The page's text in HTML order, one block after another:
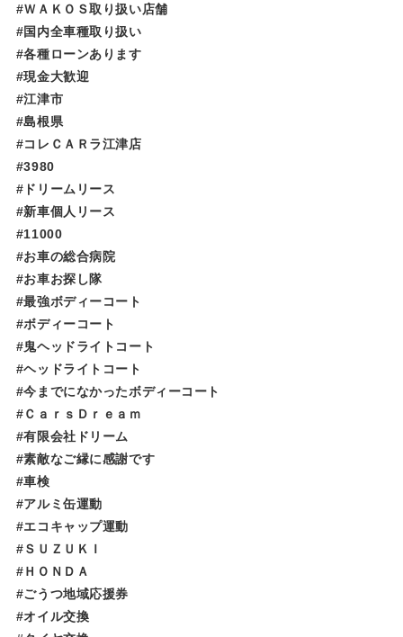
#ＷＡＫＯＳ取り扱い店舗
#国内全車種取り扱い
#各種ローンあります
#現金大歓迎
#江津市
#島根県
#コレＣＡＲラ江津店
#3980
#ドリームリース
#新車個人リース
#11000
#お車の総合病院
#お車お探し隊
#最強ボディーコート
#ボディーコート
#鬼ヘッドライトコート
#ヘッドライトコート
#今までになかったボディーコート
#ＣａｒｓＤｒｅａｍ
#有限会社ドリーム
#素敵なご縁に感謝です
#車検
#アルミ缶運動
#エコキャップ運動
#ＳＵＺＵＫＩ
#ＨＯＮＤＡ
#ごうつ地域応援券
#オイル交換